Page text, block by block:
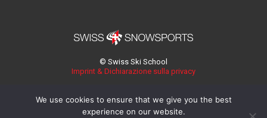
© Swiss Ski School
Imprint & Dichiarazione sulla privacy
We use cookies to ensure that we give you the best
experience on our website.